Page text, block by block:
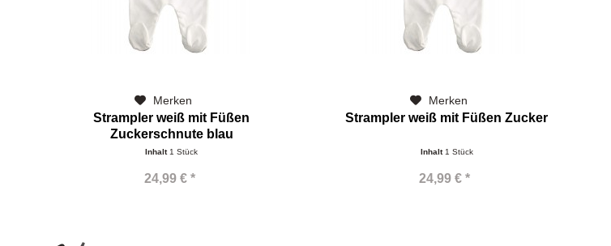
Merken
Strampler weiß mit Füßen
Zuckerschnute blau
Inhalt 1 Stück
24,99 € *
Merken
Strampler weiß mit Füßen Zucker
Inhalt 1 Stück
24,99 € *